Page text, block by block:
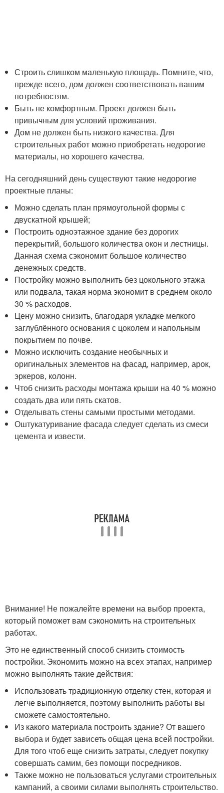
Строить слишком маленькую площадь. Помните, что,
прежде всего, дом должен соответствовать вашим
потребностям.
Быть не комфортным. Проект должен быть
привычным для условий проживания.
Дом не должен быть низкого качества. Для
строительных работ можно приобретать недорогие
материалы, но хорошего качества.
На сегодняшний день существуют такие недорогие
проектные планы:
Можно сделать план прямоугольной формы с
двускатной крышей;
Построить одноэтажное здание без дорогих
перекрытий, большого количества окон и лестницы.
Данная схема сэкономит большое количество
денежных средств.
Постройку можно выполнить без цокольного этажа
или подвала, такая норма экономит в среднем около
30 % расходов.
Цену можно снизить, благодаря укладке мелкого
заглублённого основания с цоколем и напольным
покрытием по почве.
Можно исключить создание необычных и
оригинальных элементов на фасад, например, арок,
эркеров, колонн.
Чтоб снизить расходы монтажа крыши на 40 % можно
создать два или пять скатов.
Отделывать стены самыми простыми методами.
Оштукатуривание фасада следует сделать из смеси
цемента и извести.
Внимание! Не пожалейте времени на выбор проекта,
который поможет вам сэкономить на строительных
работах.
Это не единственный способ снизить стоимость
постройки. Экономить можно на всех этапах, например
можно выполнять такие действия:
Использовать традиционную отделку стен, которая и
легче выполняется, поэтому выполнить работы вы
сможете самостоятельно.
Из какого материала построить здание? От вашего
выбора и будет зависеть общая цена всей постройки.
Для того чтоб еще снизить затраты, следует покупку
совершать самим, без помощи посредников.
Также можно не пользоваться услугами строительных
кампаний, а своими силами выполнять строительство.